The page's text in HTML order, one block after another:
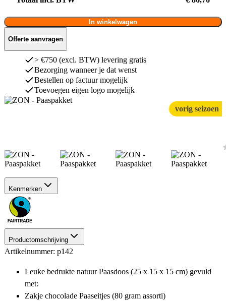
In winkelwagen
Offerte aanvragen
> €750 (excl. BTW) levering gratis
Bezorging wanneer je dat wenst
Bestellen op factuur mogelijk
Toevoegen eigen logo mogelijk
vorig seizoen
Kenmerken
Productomschrijving
Artikelnummer: p142
Leuke bedrukte natuur Paasdoos (25 x 15 x 15 cm) gevuld
met:
Zakje chocolade Paaseitjes (80 gram assorti)